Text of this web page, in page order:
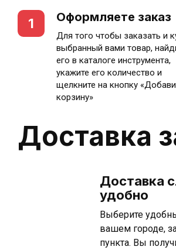
1 Оформляете заказ
Для того чтобы заказать и
выбранный вами товар,
его в каталоге инструмента,
укажите его количество и
щелкните на кнопку
корзину»
Доставка
Доставка
удобно
Выберите
вашем городе,
пункта. Вы